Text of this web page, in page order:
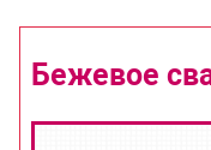
Бежевое